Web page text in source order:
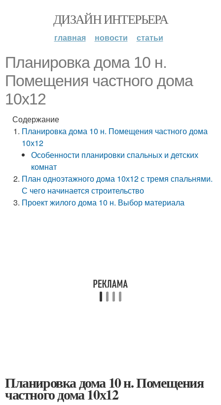
ДИЗАЙН ИНТЕРЬЕРА
главная новости статьи
Планировка дома 10 н.
Помещения частного дома
10х12
Содержание
Планировка дома 10 н. Помещения частного дома
10х12
Особенности планировки спальных и детских
комнат
План одноэтажного дома 10х12 с тремя спальнями.
С чего начинается строительство
Проект жилого дома 10 н. Выбор материала
Планировка дома 10 н. Помещения
частного дома 10х12